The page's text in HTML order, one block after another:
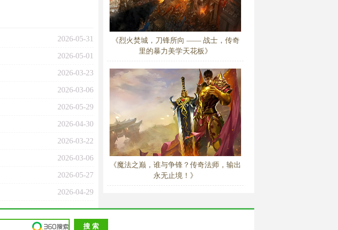
2026-05-31
2026-05-01
2026-03-23
2026-03-06
2026-05-29
2026-04-30
2026-03-22
2026-03-06
2026-05-27
2026-04-29
《烈火焚城，刀锋所向 —— 战士，传奇
里的暴力美学天花板》
《魔法之巅，谁与争锋？传奇法师，输出
永无止境！》